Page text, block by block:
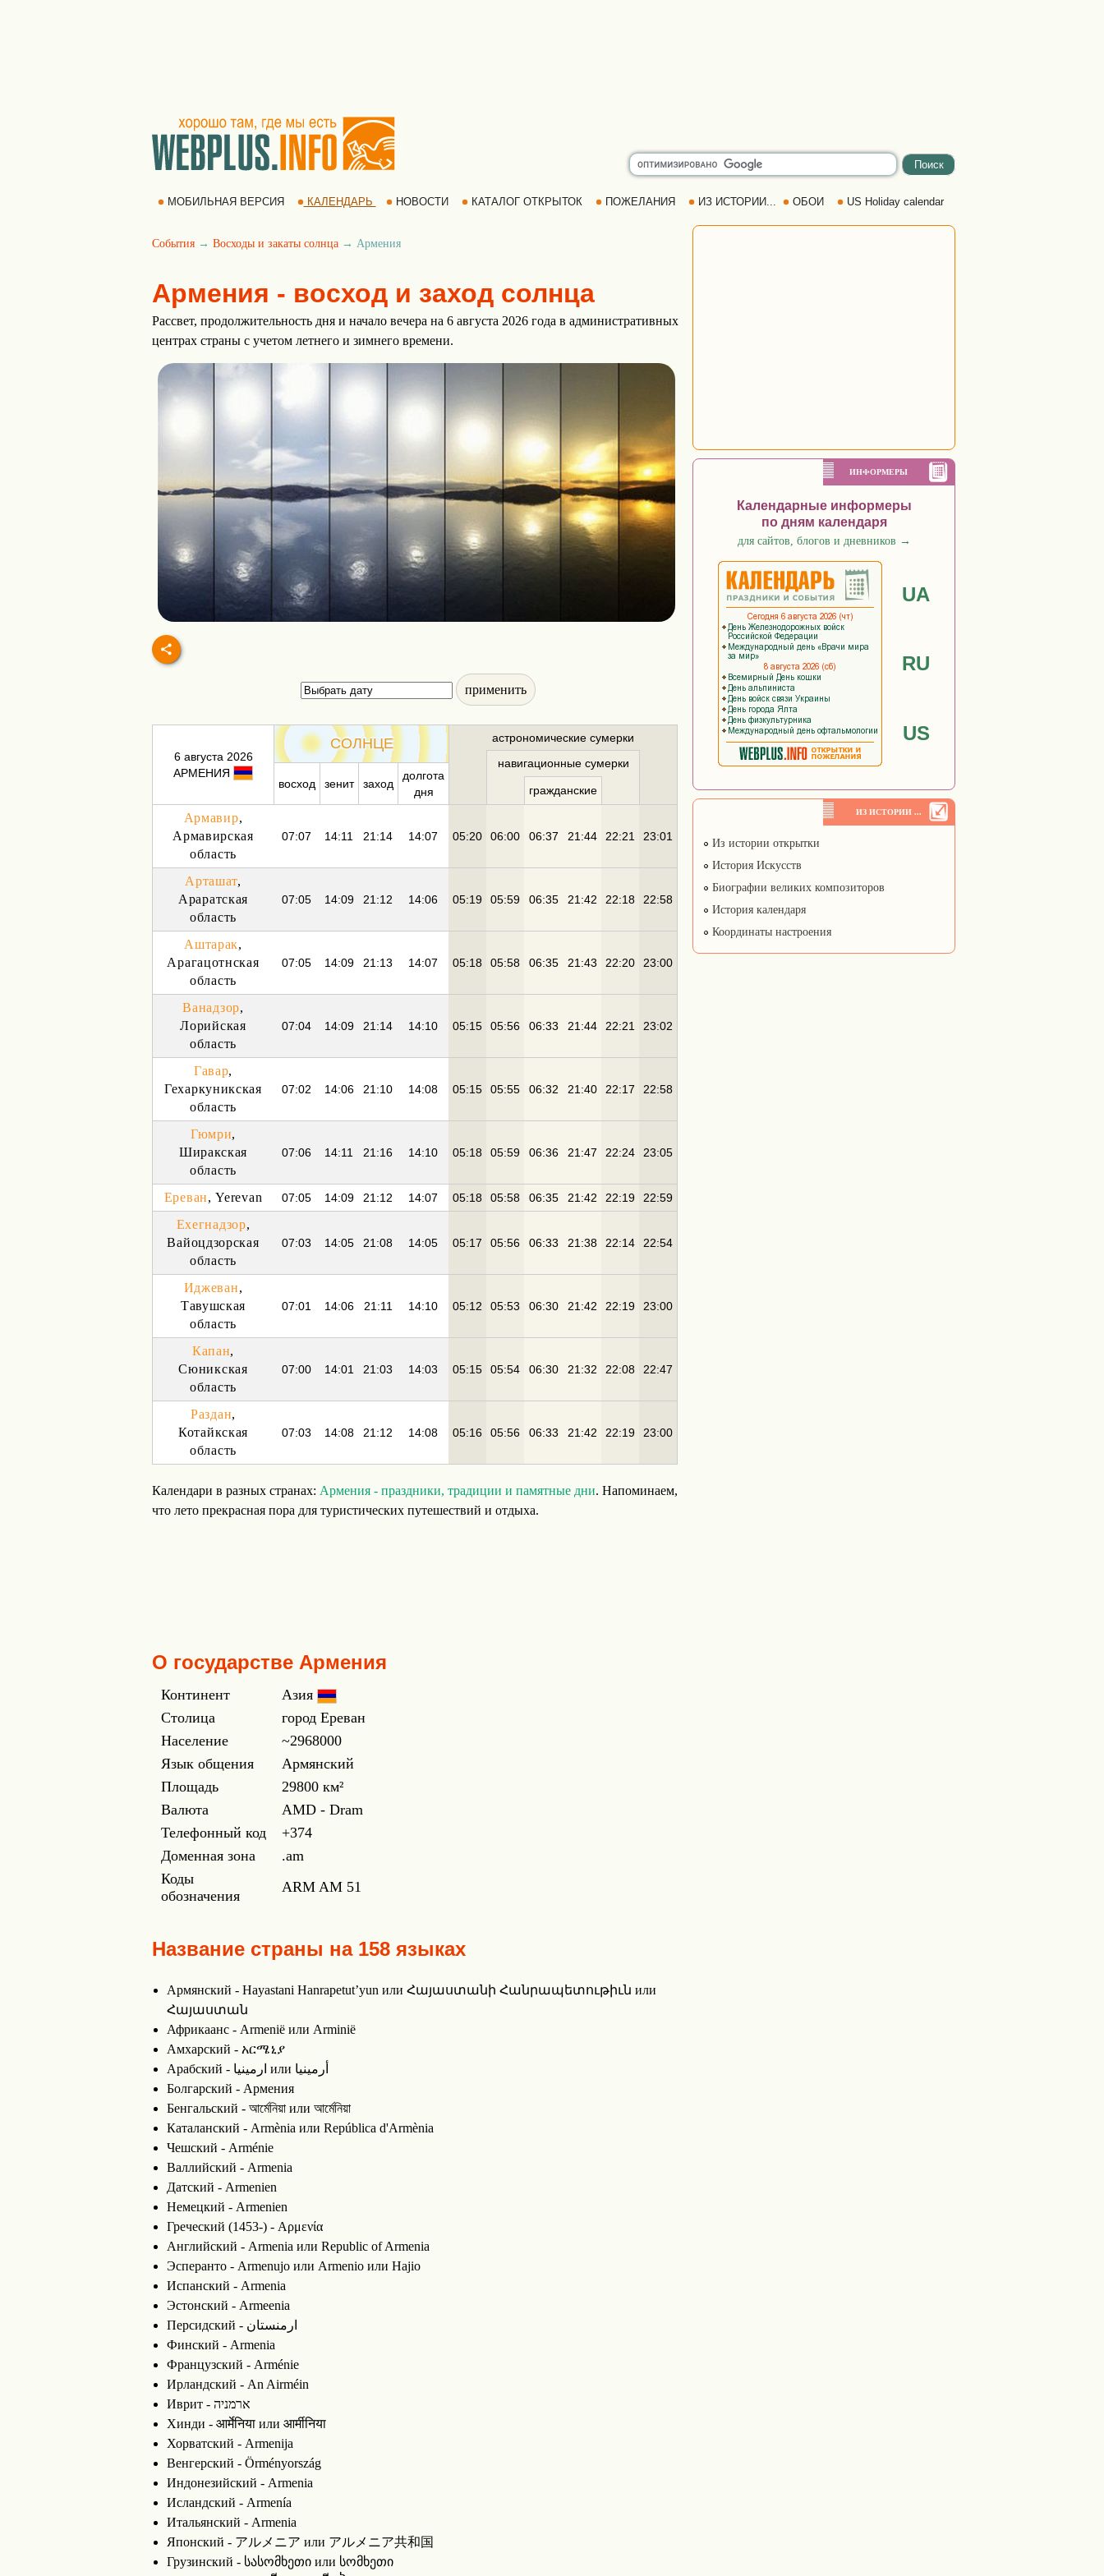
МОБИЛЬНАЯ ВЕРСИЯ КАЛЕНДАРЬ НОВОСТИ КАТАЛОГ ОТКРЫТОК ПОЖЕЛАНИЯ ИЗ ИСТОРИИ... ОБОИ US Holiday calendar
События → Восходы и закаты солнца → Армения
Армения - восход и заход солнца
Рассвет, продолжительность дня и начало вечера на 6 августа 2026 года в административных
центрах страны с учетом летнего и зимнего времени.
применить
6 августа 2026
АРМЕНИЯ
СОЛНЦЕ
астрономические сумерки
навигационные сумерки
восход
зенит заход
долгота
дня
гражданские
Армавир,
Армавирская
область
07:07 14:11 21:14 14:07 05:20 06:00 06:37 21:44 22:21 23:01
Арташат,
Араратская
область
07:05 14:09 21:12 14:06 05:19 05:59 06:35 21:42 22:18 22:58
Аштарак,
Арагацотнская
область
07:05 14:09 21:13 14:07 05:18 05:58 06:35 21:43 22:20 23:00
Ванадзор,
Лорийская
область
07:04 14:09 21:14 14:10 05:15 05:56 06:33 21:44 22:21 23:02
Гавар,
Гехаркуникская
область
07:02 14:06 21:10 14:08 05:15 05:55 06:32 21:40 22:17 22:58
Гюмри,
Ширакская
область
07:06 14:11 21:16 14:10 05:18 05:59 06:36 21:47 22:24 23:05
Ереван, Yerevan 07:05 14:09 21:12 14:07 05:18 05:58 06:35 21:42 22:19 22:59
Ехегнадзор,
Вайоцдзорская
область
07:03 14:05 21:08 14:05 05:17 05:56 06:33 21:38 22:14 22:54
Иджеван,
Тавушская
область
07:01 14:06 21:11 14:10 05:12 05:53 06:30 21:42 22:19 23:00
Капан,
Сюникская
область
07:00 14:01 21:03 14:03 05:15 05:54 06:30 21:32 22:08 22:47
Раздан,
Котайкская
область
07:03 14:08 21:12 14:08 05:16 05:56 06:33 21:42 22:19 23:00
Календари в разных странах: Армения - праздники, традиции и памятные дни. Напоминаем,
что лето прекрасная пора для туристических путешествий и отдыха.
О государстве Армения
Континент
Азия
Столица
город Ереван
Население
~2968000
Язык общения
Армянский
Площадь
29800 км²
Валюта
AMD - Dram
Телефонный код
+374
Доменная зона
.am
Коды
обозначения
ARM AM 51
Название страны на 158 языках
Армянский - Hayastani Hanrapetut’yun или Հայաստանի Հանրապետութիւն или
Հայաստան
Африкаанс - Armenië или Arminië
Амхарский - አርሜኒያ
Арабский - ارمينيا или أرمينيا
Болгарский - Армения
Бенгальский - আর্মেনিয়া или আর্মেনিয়া
Каталанский - Armènia или República d'Armènia
Чешский - Arménie
Валлийский - Armenia
Датский - Armenien
Немецкий - Armenien
Греческий (1453-) - Αρμενία
Английский - Armenia или Republic of Armenia
Эсперанто - Armenujo или Armenio или Hajio
Испанский - Armenia
Эстонский - Armeenia
Персидский - ارمنستان
Финский - Armenia
Французский - Arménie
Ирландский - An Airméin
Иврит - ארמניה
Хинди - आर्मेनिया или आर्मीनिया
Хорватский - Armenija
Венгерский - Örményország
Индонезийский - Armenia
Исландский - Armenía
Итальянский - Armenia
Японский - アルメニア или アルメニア共和国
Грузинский - სასომხეთი или სომხეთი
ИНФОРМЕРЫ
Календарные информеры
по дням календаря
для сайтов, блогов и дневников →
UA
RU
US
ИЗ ИСТОРИИ ...
Из истории открытки
История Искусств
Биографии великих композиторов
История календаря
Координаты настроения